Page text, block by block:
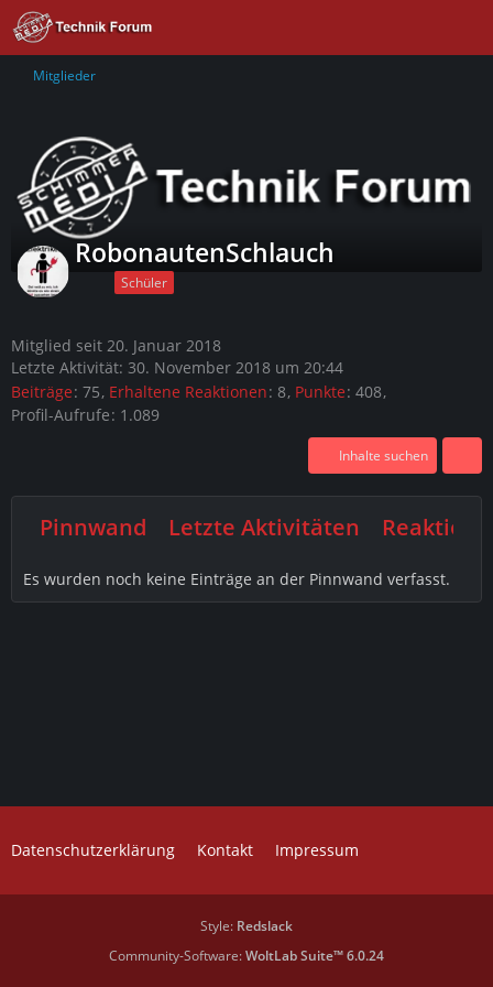
Mitglieder
RobonautenSchlauch
Schüler
Mitglied seit 20. Januar 2018
Letzte Aktivität: 30. November 2018 um 20:44
Beiträge 75 Erhaltene Reaktionen 8 Punkte 408
Profil-Aufrufe 1.089
Inhalte suchen
Pinnwand Letzte Aktivitäten
Es wurden noch keine Einträge an der Pinnwand verfasst.
Datenschutzerklärung Kontakt Impressum
Style: Redslack
Community-Software:WoltLab Suite™ 6.0.24